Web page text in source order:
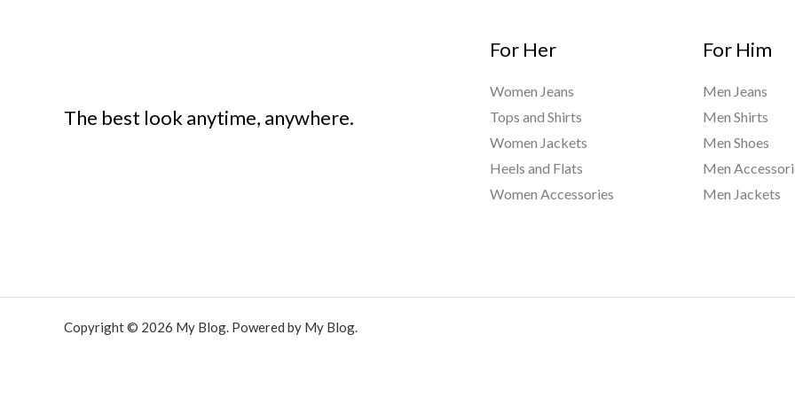
The best look anytime, anywhere.
For Her
Women Jeans
Tops and Shirts
Women Jackets
Heels and Flats
Women Accessories
For Him
Men Jeans
Men Shirts
Men Shoes
Men
Men Jackets
Copyright © 2026 My Blog. Powered by My Blog.